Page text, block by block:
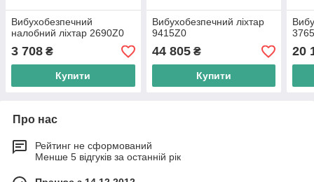
Вибухобезпечний
налобний ліхтар 2690Z0
3 708 ₴
Купити
Вибухобезпечний ліхтар
9415Z0
44 805₴
Купити
20
Про нас
Рейтинг не сформований
Менше 5 відгуків за останній рік